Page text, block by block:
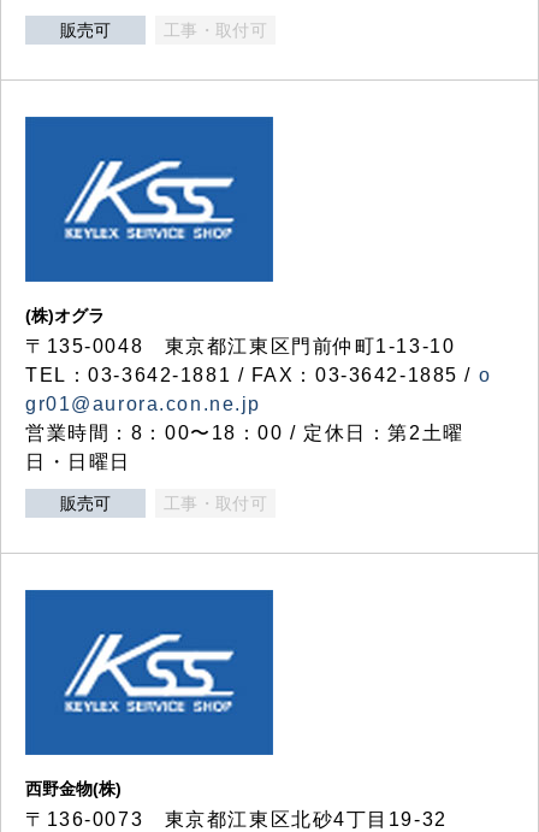
販売可 工事・取付可
(株)オグラ
〒135-0048 東京都江東区門前仲町1-13-10
TEL：03-3642-1881 / FAX：03-3642-1885 / o
gr01@aurora.con.ne.jp
営業時間：8：00〜18：00 / 定休日：第2土曜
日・日曜日
販売可 工事・取付可
西野金物(株)
〒136-0073 東京都江東区北砂4丁目19-32